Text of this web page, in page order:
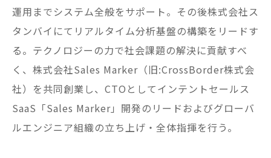
運用までシステム全般をサポート。その後株式会社ス
タンバイにてリアルタイム分析基盤の構築をリードす
る。テクノロジーの力で社会課題の解決に貢献すべ
く、株式会社Sales Marker（旧:CrossBorder株式会
社）を共同創業し、CTOとしてインテントセールス
SaaS「Sales Marker」開発のリードおよびグローバ
ルエンジニア組織の立ち上げ・全体指揮を行う。